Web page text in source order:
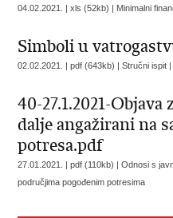
04.02.2021. | xls (52kb) | Minimalni
Simboli u
02.02.2021. | pdf (643kb) | Stručni ispit
40-27.1.2021-
dalje angažirani na
potresa.pdf
27.01.2021. | pdf (110kb) | Odnosi s
područjima pogođenim potresima